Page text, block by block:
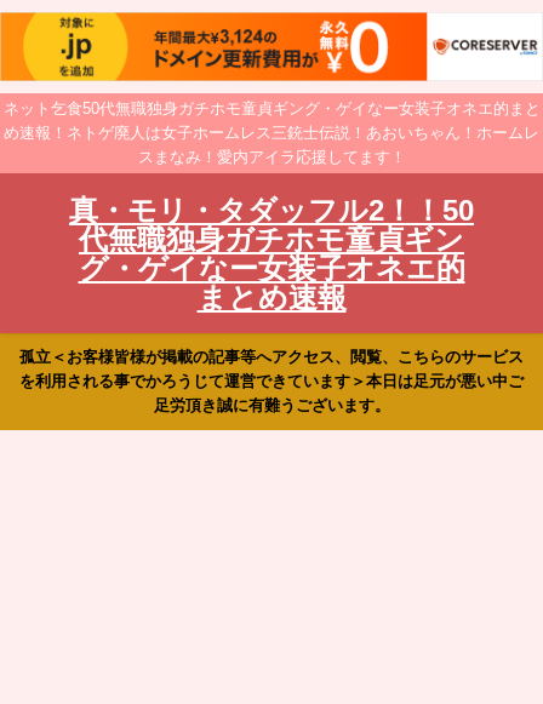
ネット乞食50代無職独身ガチホモ童貞ギング・ゲイなー女装子オネエ的まと
め速報！ネトゲ廃人は女子ホームレス三銃士伝説！あおいちゃん！ホームレ
スまなみ！愛内アイラ応援してます！
真・モリ・タダッフル2！！50
代無職独身ガチホモ童貞ギン
グ・ゲイなー女装子オネエ的
まとめ速報
孤立＜お客様皆様が掲載の記事等へアクセス、閲覧、こちらのサービス
を利用される事でかろうじて運営できています＞本日は足元が悪い中ご
足労頂き誠に有難うございます。